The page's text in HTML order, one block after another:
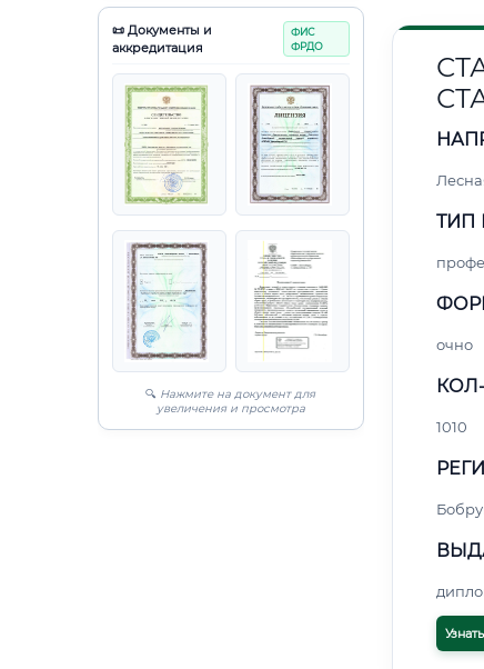
📜 Документы и
аккредитация
ФИС
ФРДО
🔍 Нажмите на документ для
увеличения и просмотра
ТИП
очно
1010